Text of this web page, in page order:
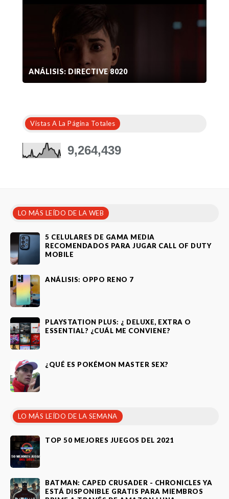
ANÁLISIS: DIRECTIVE 8020
Vistas A La Página Totales
9,264,439
LO MÁS LEÍDO DE LA WEB
5 CELULARES DE GAMA MEDIA
RECOMENDADOS PARA JUGAR CALL OF DUTY
MOBILE
ANÁLISIS: OPPO RENO 7
PLAYSTATION PLUS: ¿ DELUXE, EXTRA O
ESSENTIAL? ¿CUÁL ME CONVIENE?
¿QUÉ ES POKÉMON MASTER SEX?
LO MÁS LEÍDO DE LA SEMANA
TOP 50 MEJORES JUEGOS DEL 2021
BATMAN: CAPED CRUSADER - CHRONICLES YA
ESTÁ DISPONIBLE GRATIS PARA MIEMBROS